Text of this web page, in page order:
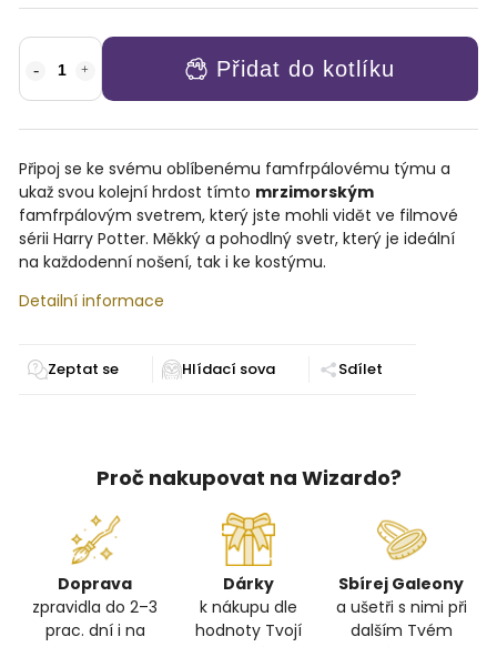
Přidat do kotlíku
Připoj se ke svému oblíbenému famfrpálovému týmu a
ukaž svou kolejní hrdost tímto mrzimorským
famfrpálovým svetrem, který jste mohli vidět ve filmové
sérii Harry Potter. Měkký a pohodlný svetr, který je ideální
na každodenní nošení, tak i ke kostýmu.
Detailní informace
Zeptat se Sdílet
Proč nakupovat na Wizardo?
Doprava
zpravidla do 2–3
prac. dní i na
Dárky
k nákupu dle
hodnoty Tvojí
Sbírej Galeony
a ušetři s nimi při
dalším Tvém